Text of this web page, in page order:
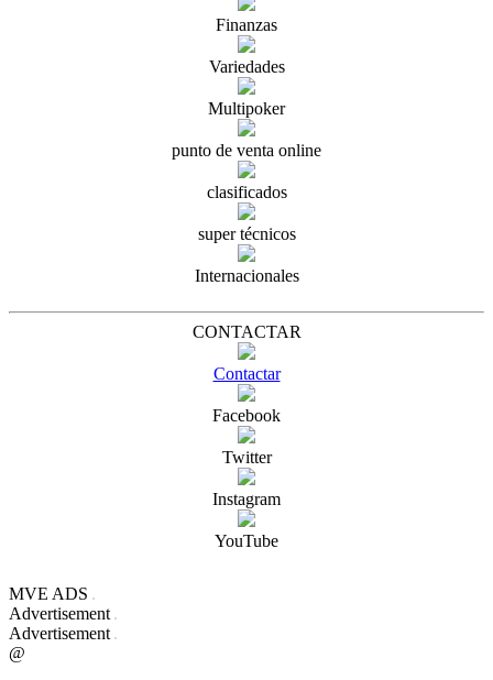
Finanzas
Variedades
Multipoker
punto de venta online
clasificados
super técnicos
Internacionales
CONTACTAR
Contactar
Facebook
Twitter
Instagram
YouTube
MVE ADS
Advertisement
Advertisement
@